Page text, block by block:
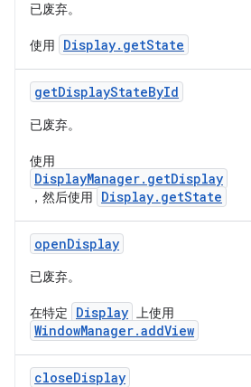
已废弃。
使用 Display.getState
getDisplayStateById
已废弃。
使用
DisplayManager.getDisplay
，然后使用 Display.getState
openDisplay
已废弃。
在特定 Display 上使用
WindowManager.addView
closeDisplay